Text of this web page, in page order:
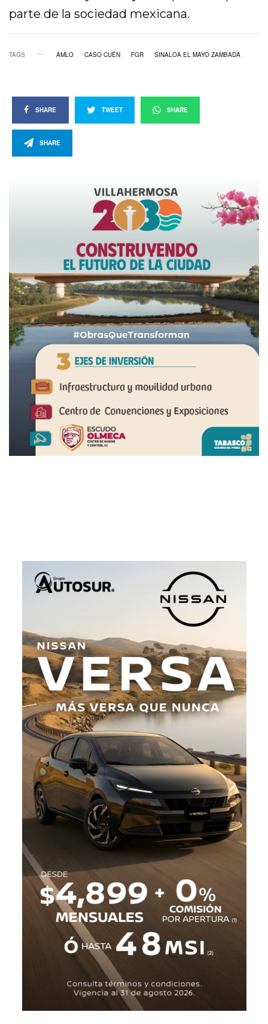
parte de la sociedad mexicana.
TAGS AMLO CASO CUÉN FGR SINALOA EL MAYO ZAMBADA
SHARE TWEET SHARE
SHARE